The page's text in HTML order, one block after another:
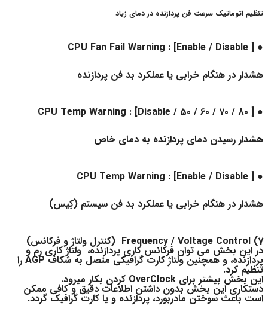
تنظیم اتوماتیک سرعت فن پردازنده در دمای زیاد
● CPU Fan Fail Warning : [Enable / Disable ]
هشدار در هنگام خرابی یا عملکرد بد فن پردازنده
● CPU Temp Warning : [Disable / 50 / 60 / 70 / 80 ]
هشدار رسیدن دمای پردازنده به دمای خاص
● CPU Temp Warning : [Enable / Disable ]
هشدار در هنگام خرابی یا عملکرد بد فن سیستم (کِیس)
7) Frequency / Voltage Control (کنترل ولتاژ و فرکانس)
در این بخش می توان فرکانس کاری پردازنده، ولتاژ کاری رم و
پردازنده، و همچنین ولتاژ کارت گرافیکی متصل به شکاف AGP را
تنظیم کرد.
این بخش بیشتر برای OverClock کردن بکار میرود.
دستکاری این بخش بدون داشتن اطلاعات دقیق و کافی ممکن
است باعث سوختن مادربورد، پردازنده و یا کارت گرافیک گردد.